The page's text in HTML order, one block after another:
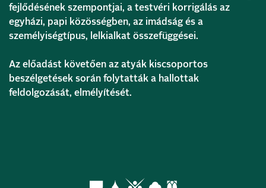
fejlődésének szempontjai, a testvéri korrigálás az
egyházi, papi közösségben, az imádság és a
személyiségtípus, lelkialkat összefüggései.
Az előadást követően az atyák kiscsoportos
beszélgetések során folytatták a hallottak
feldolgozását, elmélyítését.